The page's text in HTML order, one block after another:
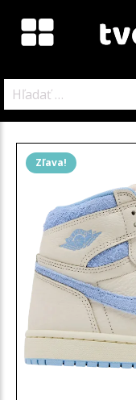
Zľava!